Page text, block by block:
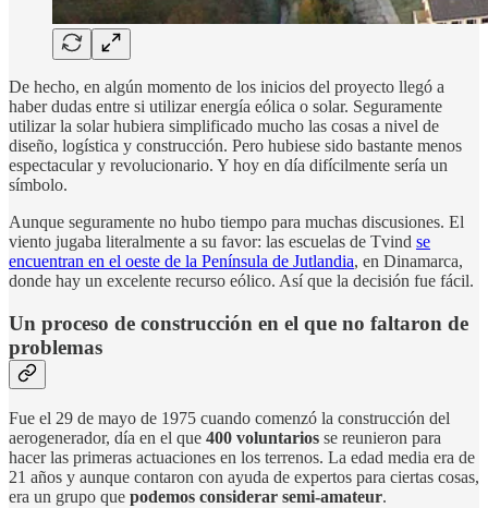
De hecho, en algún momento de los inicios del proyecto llegó a
haber dudas entre si utilizar energía eólica o solar. Seguramente
utilizar la solar hubiera simplificado mucho las cosas a nivel de
diseño, logística y construcción. Pero hubiese sido bastante menos
espectacular y revolucionario. Y hoy en día difícilmente sería un
símbolo.
Aunque seguramente no hubo tiempo para muchas discusiones. El
viento jugaba literalmente a su favor: las escuelas de Tvind se
encuentran en el oeste de la Península de Jutlandia, en Dinamarca,
donde hay un excelente recurso eólico. Así que la decisión fue fácil.
Un proceso de construcción en el que no faltaron de
problemas
Fue el 29 de mayo de 1975 cuando comenzó la construcción del
aerogenerador, día en el que 400 voluntarios se reunieron para
hacer las primeras actuaciones en los terrenos. La edad media era de
21 años y aunque contaron con ayuda de expertos para ciertas cosas,
era un grupo que podemos considerar semi-amateur.